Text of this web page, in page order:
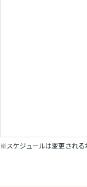
※スケジュールは変更される